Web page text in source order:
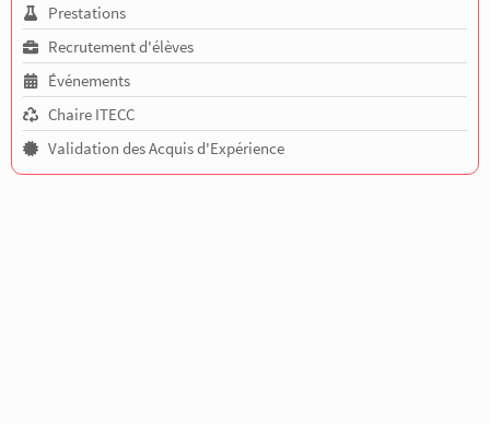
Prestations
Recrutement d'élèves
Événements
Chaire ITECC
Validation des Acquis d'Expérience